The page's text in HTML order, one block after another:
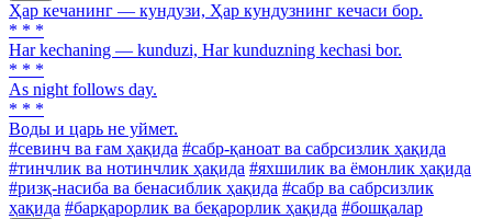
Ҳар кечанинг — кундузи, Ҳар кундузнинг кечаси бор.
* * *
Har kechaning — kunduzi, Har kunduzning kechasi bor.
* * *
As night follows day.
* * *
Воды и царь не уймет.
#севинч ва ғам ҳақида #сабр-қаноат ва сабрсизлик ҳақида
#тинчлик ва нотинчлик ҳақида #яхшилик ва ёмонлик ҳақида
#ризқ-насиба ва бенасиблик ҳақида #сабр ва сабрсизлик
ҳақида #барқарорлик ва беқарорлик ҳақида #бошқалар